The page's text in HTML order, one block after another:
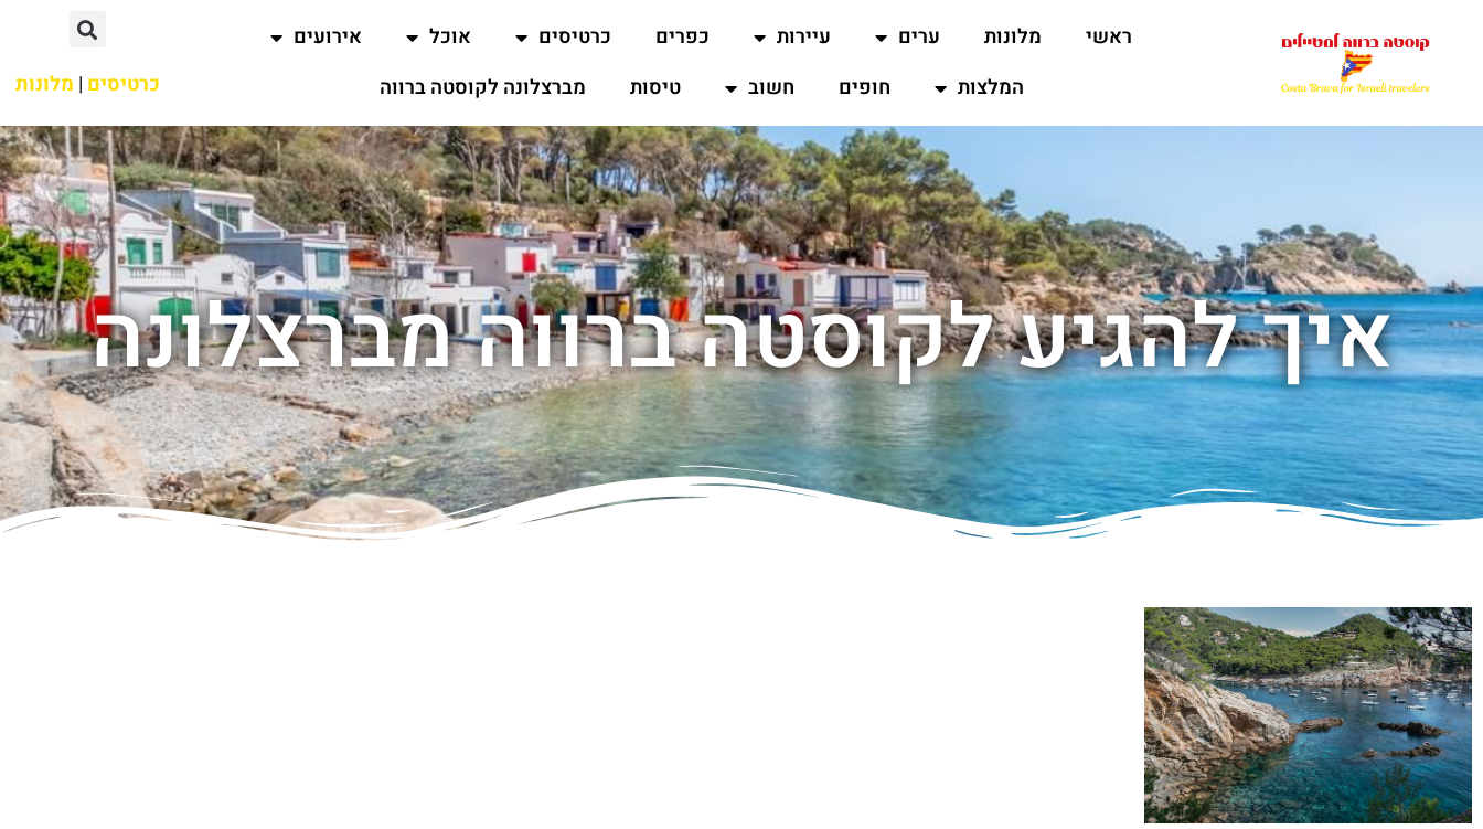
ראשי מלונות ערים עיירות כפרים כרטיסים אוכל
אירועים
המלצות
חופים חשוב טיסות מברצלונה לקוסטה ברווה כרטיסים | מלונות
איך להגיע לקוסטה ברווה מברצלונה